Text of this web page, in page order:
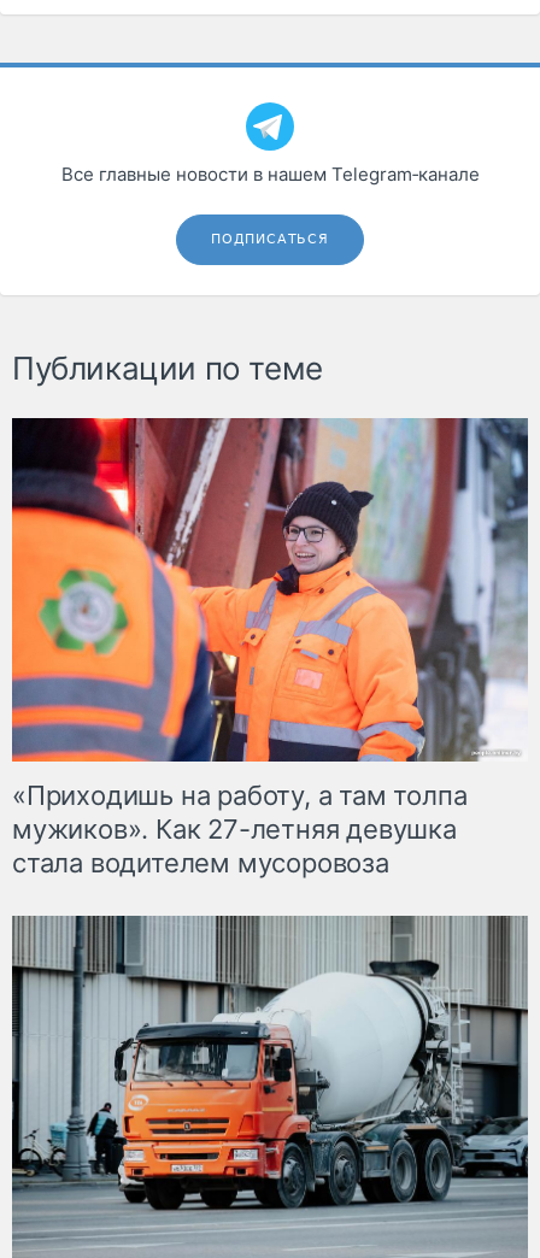
Все главные новости в нашем Telegram‑канале
ПОДПИСАТЬСЯ
Публикации по теме
«Приходишь на работу, а там толпа
мужиков». Как 27-летняя девушка
стала водителем мусоровоза